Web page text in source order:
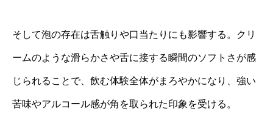
そして泡の存在は舌触りや口当たりにも影響する。クリ
ームのような滑らかさや舌に接する瞬間のソフトさが感
じられることで、飲む体験全体がまろやかになり、強い
苦味やアルコール感が角を取られた印象を受ける。